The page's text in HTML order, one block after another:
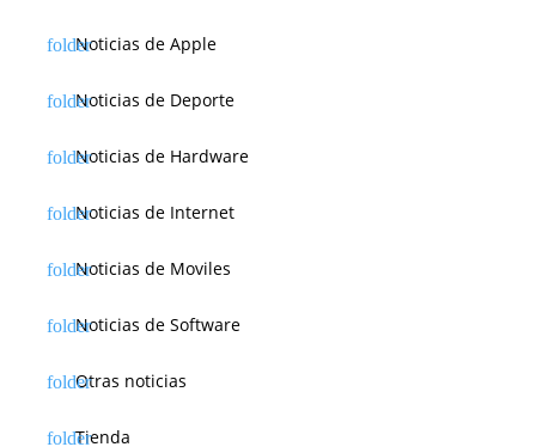
Noticias de Apple
Noticias de Deporte
Noticias de Hardware
Noticias de Internet
Noticias de Moviles
Noticias de Software
Otras noticias
Tienda